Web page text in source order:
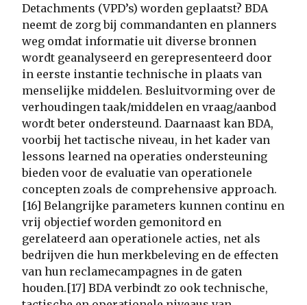
Detachments (VPD’s) worden geplaatst? BDA
neemt de zorg bij commandanten en planners
weg omdat informatie uit diverse bronnen
wordt geanalyseerd en gerepresenteerd door
in eerste instantie technische in plaats van
menselijke middelen. Besluitvorming over de
verhoudingen taak/middelen en vraag/aanbod
wordt beter ondersteund. Daarnaast kan BDA,
voorbij het tactische niveau, in het kader van
lessons learned na operaties ondersteuning
bieden voor de evaluatie van operationele
concepten zoals de comprehensive approach.
[16] Belangrijke parameters kunnen continu en
vrij objectief worden gemonitord en
gerelateerd aan operationele acties, net als
bedrijven die hun merkbeleving en de effecten
van hun reclamecampagnes in de gaten
houden.[17] BDA verbindt zo ook technische,